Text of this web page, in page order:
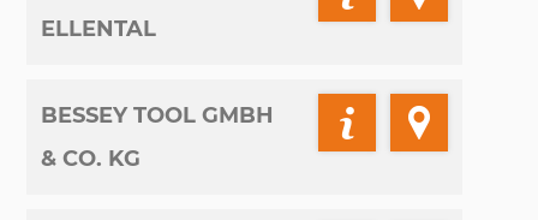
ELLENTAL
BESSEY TOOL GMBH
& CO. KG